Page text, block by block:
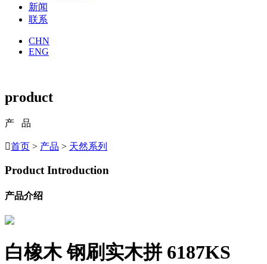
新闻
联系
CHN
ENG
product
产 品
首页 > 产品 > 天然系列
Product Introduction
产品介绍
白橡木 钢刷实木拼6187KS